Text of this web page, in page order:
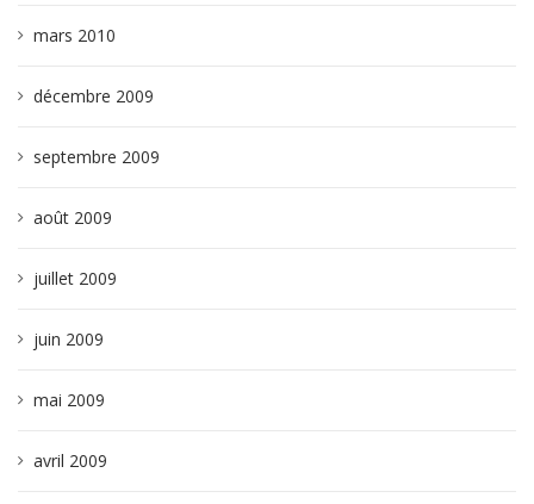
mars 2010
décembre 2009
septembre 2009
août 2009
juillet 2009
juin 2009
mai 2009
avril 2009